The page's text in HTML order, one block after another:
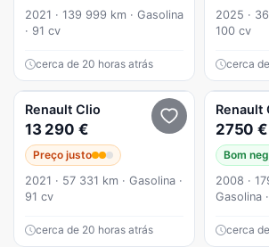
2021 · 139 999 km · Gasolina
· 91 cv
cerca de 20 horas atrás
2025 ·
100 cv
cerca
Renault Clio
13 290 €
Preço justo
2021 · 57 331 km · Gasolina ·
91 cv
cerca de 20 horas atrás
Renault
2750 €
Bom
2008 ·
Gasolina
cerca